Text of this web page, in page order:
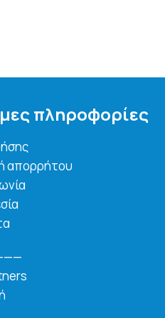
πληροφορίες
απορρήτου